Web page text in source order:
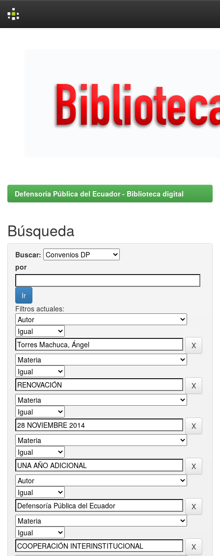
Defensoría Pública del Ecuador - Biblioteca digital
Búsqueda
Buscar:
por
Filtros actuales: